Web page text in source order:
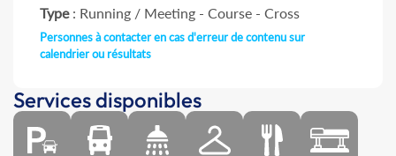
Type: Running / Meeting - Course - Cross
Personnes à contacter en cas d'erreur de contenu sur
calendrier ou résultats
Services disponibles